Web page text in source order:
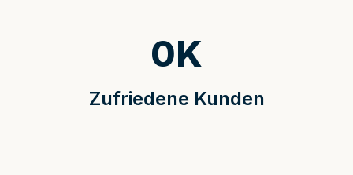
Zufriedene Kunden
0K